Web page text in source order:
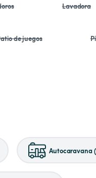
Lavadora
de juegos
Autocaravana